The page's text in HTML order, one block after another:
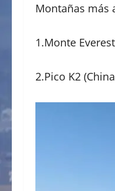
Montañas más
1.Monte
2.Pico K2